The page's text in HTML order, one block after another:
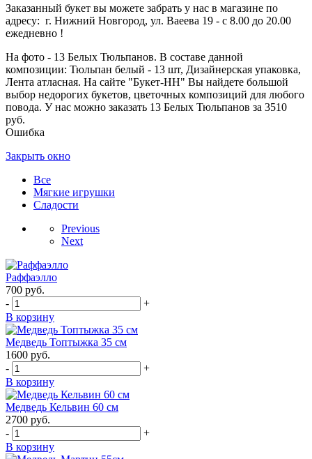
Заказанный букет вы можете забрать у нас в магазине по
адресу: г. Нижний Новгород, ул. Ваеева 19 - с 8.00 до 20.00
ежедневно !
На фото - 13 Белых Тюльпанов. В составе данной
композиции: Тюльпан белый - 13 шт, Дизайнерская упаковка,
Лента атласная. На сайте "Букет-НН" Вы найдете большой
выбор недорогих букетов, цветочных композиций для любого
повода. У нас можно заказать 13 Белых Тюльпанов за 3510
руб.
Ошибка
Закрыть окно
Все
Мягкие игрушки
Сладости
Previous
Next
Раффаэлло
700 руб.
-
+
В корзину
Медведь Топтыжка 35 см
1600 руб.
-
+
В корзину
Медведь Кельвин 60 см
2700 руб.
-
+
В корзину